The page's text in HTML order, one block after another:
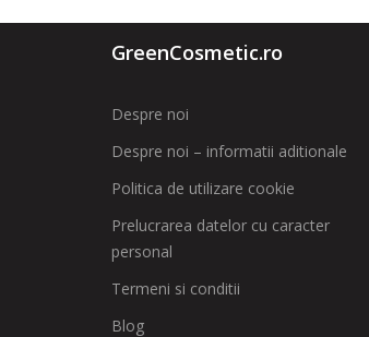
GreenCosmetic.ro
Despre noi
Despre noi – informatii aditionale
Politica de utilizare cookie
Prelucrarea datelor cu caracter
personal
Termeni si conditii
Blog